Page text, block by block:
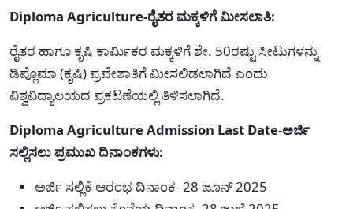
Diploma Agriculture-ರೈತರ ಮಕ್ಕಳಿಗೆ ಮೀಸಲಾತಿ:
ರೈತರ ಹಾಗೂ ಕೃಷಿ ಕಾರ್ಮಿಕರ ಮಕ್ಕಳಿಗೆ ಶೇ. 50ರಷ್ಟು ಸೀಟುಗಳನ್ನು
ಡಿಪ್ಲೊಮಾ (ಕೃಷಿ) ಪ್ರವೇಶಾತಿಗೆ ಮೀಸಲಿಡಲಾಗಿದೆ ಎಂದು
ವಿಶ್ವವಿದ್ಯಾಲಯದ ಪ್ರಕಟಣೆಯಲ್ಲಿ ತಿಳಿಸಲಾಗಿದೆ.
Diploma Agriculture Admission Last Date-ಅರ್ಜಿ
ಸಲ್ಲಿಸಲು ಪ್ರಮುಖ ದಿನಾಂಕಗಳು:
ಅರ್ಜಿ ಸಲ್ಲಿಕೆ ಆರಂಭ ದಿನಾಂಕ- 28 ಜೂನ್ 2025